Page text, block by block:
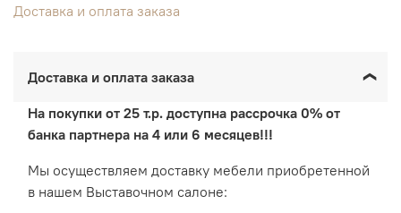
Доставка и оплата заказа
Доставка и оплата заказа
На покупки от 25 т.р. доступна рассрочка 0% от
банка партнера на 4 или 6 месяцев!!!
Мы осуществляем доставку мебели приобретенной
в нашем Выставочном салоне: